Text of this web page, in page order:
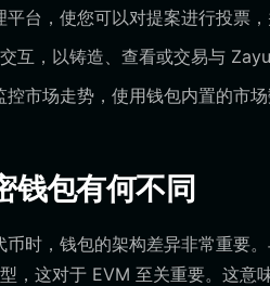
台，使您可以对提案进行投票
互，以铸造、查看或交易与
市场走势，使用钱包内置的市
钱包有何不同
时，钱包的架构差异非常重要
，这对于 EVM 至关重要。这意